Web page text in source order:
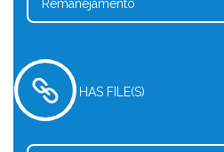
Remanejamento
HAS FILE(S)